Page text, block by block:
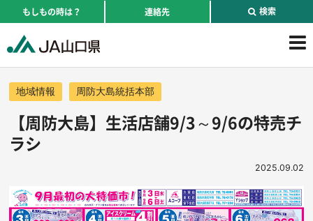
もしもの時は？ 連絡先 検索
地域情報 周防大島統括本部
【周防大島】生活店舗9/3～9/6の特売チ
ラシ
2025.09.02